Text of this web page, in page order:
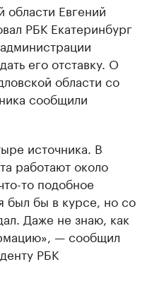
области Евгений
РБК Екатеринбург
его отставку. О
области со
сообщили
источника. В
работают около
то подобное
был бы в курсе, но со
Даже не знаю, как
— сообщил
РБК